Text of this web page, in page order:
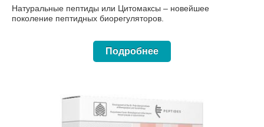
Натуральные пептиды или Цитомаксы – новейшее
поколение пептидных биорегуляторов.
Подробнее